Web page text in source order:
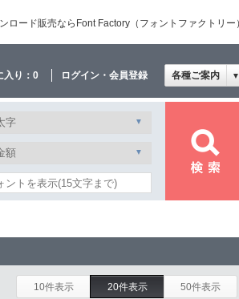
ロード販売ならFont Factory（フォントファクトリー）
入り： 0 ログイン・会員登録 各種ご案内 ▼
10件表示 20件表示 50件表示